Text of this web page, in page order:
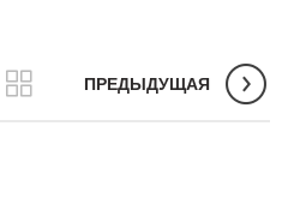
ПРЕДЫДУЩАЯ